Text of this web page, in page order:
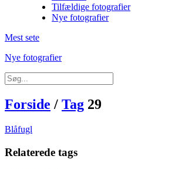
Tilfældige fotografier
Nye fotografier
Mest sete
Nye fotografier
Forside / Tag 29
Blåfugl
Relaterede tags